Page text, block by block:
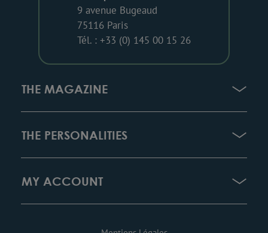
9 avenue Bugeaud
75116 Paris
Tél. : +33 (0) 145 00 15 26
THE MAGAZINE
THE PERSONALITIES
MY ACCOUNT